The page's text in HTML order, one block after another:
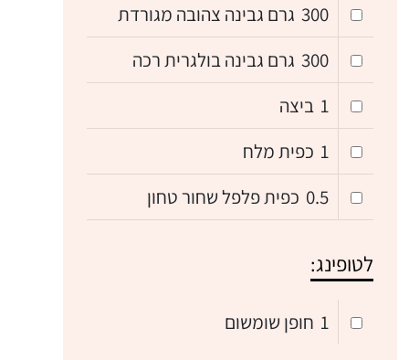
300 גרם גבינה צהובה מגורדת
300 גרם גבינה בולגרית רכה
1 ביצה
1 כפית מלח
0.5 כפית פלפל שחור טחון
לטופינג:
1 חופן שומשום